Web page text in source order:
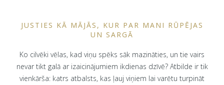
JUSTIES KĀ MĀJĀS, KUR PAR MANI RŪPĒJAS
UN SARGĀ
Ko cilvēki vēlas, kad viņu spēks sāk mazināties, un tie vairs
nevar tikt galā ar izaicinājumiem ikdienas dzīvē? Atbilde ir tik
vienkārša: katrs atbalsts, kas ļauj viņiem lai varētu turpināt